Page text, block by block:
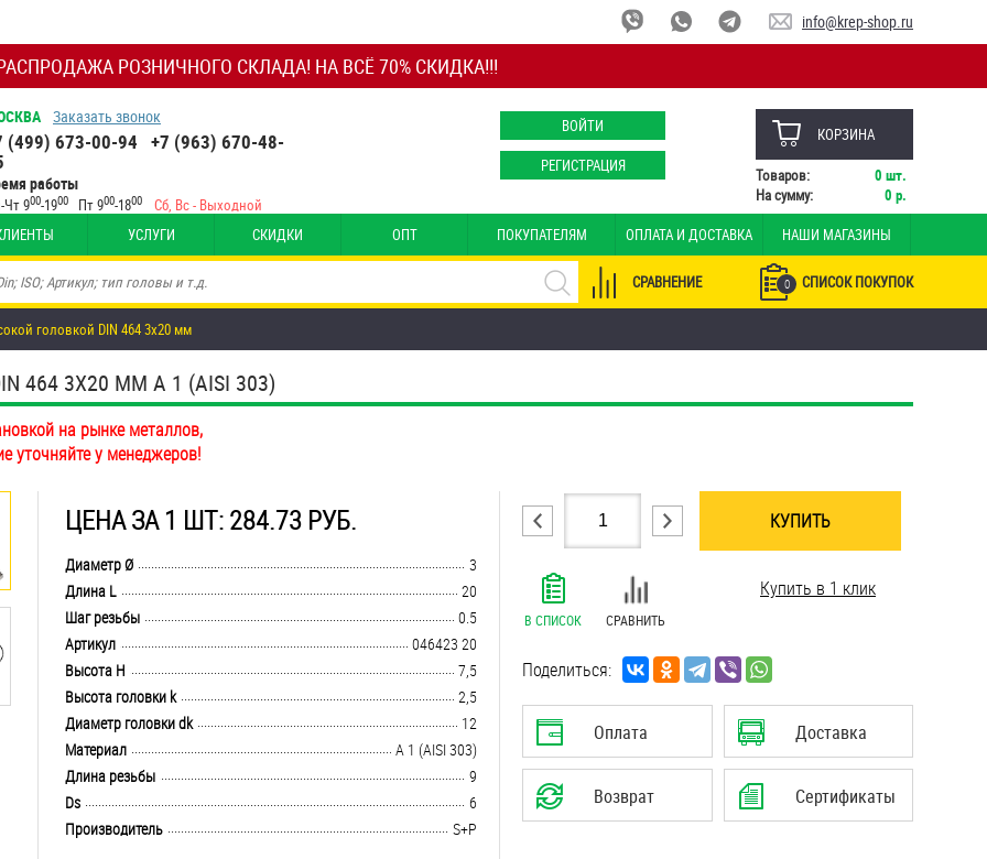
РОЗНИЧНОГО СКЛАДА! НА ВСЁ 70% СКИДКА!!!
info@krep-shop.ru
Заказать звонок
(499) 673-00-94 +7 (963) 670-48-
работы
Чт 900-1900 Пт 900-1800 Сб, Вс - Выходной
ВОЙТИ
РЕГИСТРАЦИЯ
КОРЗИНА
Товаров: 0 шт.
На сумму:
0 р.
УСЛУГИ СКИДКИ ОПТ ПОКУПАТЕЛЯМ ОПЛАТА И ДОСТАВКА НАШИ МАГАЗИНЫ
0 СПИСОК ПОКУПОК
СРАВНЕНИЕ
головкой DIN 464 3х20 мм
464 3Х20 ММ А 1 (AISI 303)
на рынке металлов,
уточняйте у менеджеров!
ЦЕНА ЗА 1 ШТ: 284.73 РУБ.
........................................................................................................................................................................................................
Диаметр Ø
3
........................................................................................................................................................................................................
Длина L
20
........................................................................................................................................................................................................
Шаг резьбы
0.5
........................................................................................................................................................................................................
Артикул
046423 20
........................................................................................................................................................................................................
Высота H
7,5
........................................................................................................................................................................................................
Высота головки k
2,5
........................................................................................................................................................................................................
Диаметр головки dk
12
........................................................................................................................................................................................................
Материал
А 1 (AISI 303)
........................................................................................................................................................................................................
Длина резьбы
9
........................................................................................................................................................................................................
Ds
6
........................................................................................................................................................................................................
Производитель
S+P
КУПИТЬ
В СПИСОК СРАВНИТЬ
Купить в 1 клик
Поделиться:
Оплата Доставка
Возврат Сертификаты